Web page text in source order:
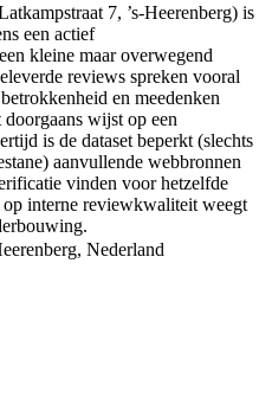
7, ’s-Heerenberg) is
een actief
kleine maar overwegend
reviews spreken vooral
en meedenken
wijst op een
is de dataset beperkt (slechts
aanvullende webbronnen
vinden voor hetzelfde
interne reviewkwaliteit weegt
Nederland